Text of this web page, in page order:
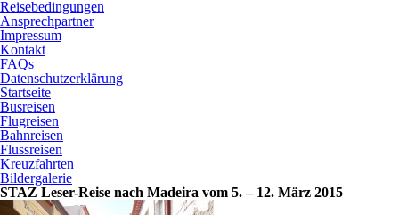
Reisebedingungen
Ansprechpartner
Impressum
Kontakt
FAQs
Datenschutzerklärung
Startseite
Busreisen
Flugreisen
Bahnreisen
Flussreisen
Kreuzfahrten
Bildergalerie
STAZ Leser-Reise nach Madeira vom 5. – 12. März 2015